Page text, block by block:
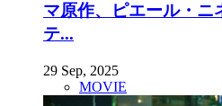
マ原作、ピエール・ニ
テ...
29 Sep, 2025
MOVIE